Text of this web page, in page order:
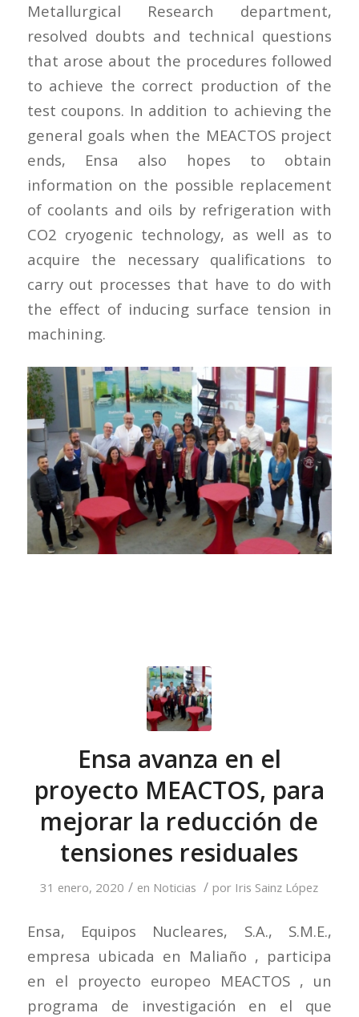
Metallurgical Research department,
resolved doubts and technical questions
that arose about the procedures followed
to achieve the correct production of the
test coupons. In addition to achieving the
general goals when the MEACTOS project
ends, Ensa also hopes to obtain
information on the possible replacement
of coolants and oils by refrigeration with
CO2 cryogenic technology, as well as to
acquire the necessary qualifications to
carry out processes that have to do with
the effect of inducing surface tension in
machining.
Ensa avanza en el
proyecto MEACTOS, para
mejorar la reducción de
tensiones residuales
31 enero, 2020 / en Noticias / por Iris Sainz López
Ensa, Equipos Nucleares, S.A., S.M.E.,
empresa ubicada en Maliaño , participa
en el proyecto europeo MEACTOS , un
programa de investigación en el que